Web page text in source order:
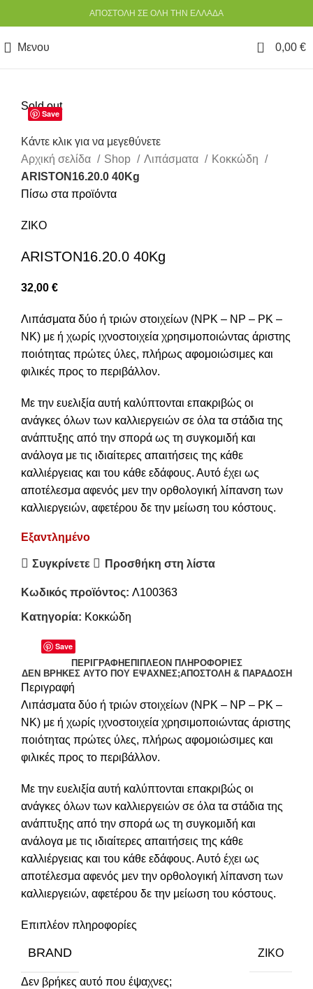
ΑΠΟΣΤΟΛΗ ΣΕ ΟΛΗ ΤΗΝ ΕΛΛΑΔΑ
Μενου 0 0,00 €
Save
Sold out
Κάντε κλικ για να μεγεθύνετε
Αρχική σελίδα
Shop Λιπάσματα
Κοκκώδη
ARISTON16.20.0 40Kg
Πίσω στα προϊόντα
ZIKO
ARISTON16.20.0 40Kg
32,00 €
Λιπάσματα δύο ή τριών στοιχείων (NPK – NP – PK –
NK) με ή χωρίς ιχνοστοιχεία χρησιμοποιώντας άριστης
ποιότητας πρώτες ύλες, πλήρως αφομοιώσιμες και
φιλικές προς το περιβάλλον.
Με την ευελιξία αυτή καλύπτονται επακριβώς οι
ανάγκες όλων των καλλιεργειών σε όλα τα στάδια της
ανάπτυξης από την σπορά ως τη συγκομιδή και
ανάλογα με τις ιδιαίτερες απαιτήσεις της κάθε
καλλιέργειας και του κάθε εδάφους. Αυτό έχει ως
αποτέλεσμα αφενός μεν την ορθολογική λίπανση των
καλλιεργειών, αφετέρου δε την μείωση του κόστους.
Εξαντλημένο
Συγκρίνετε Προσθήκη στη λίστα
Κωδικός προϊόντος: Λ100363
Κατηγορία: Κοκκώδη
Save
ΠΕΡΙΓΡΑΦΉ ΕΠΙΠΛΈΟΝ ΠΛΗΡΟΦΟΡΊΕΣ
ΔΕΝ ΒΡΉΚΕΣ ΑΥΤΌ ΠΟΥ ΈΨΑΧΝΕΣ;ΑΠΟΣΤΟΛΉ & ΠΑΡΆΔΟΣΗ
Περιγραφή
Λιπάσματα δύο ή τριών στοιχείων (NPK – NP – PK –
NK) με ή χωρίς ιχνοστοιχεία χρησιμοποιώντας άριστης
ποιότητας πρώτες ύλες, πλήρως αφομοιώσιμες και
φιλικές προς το περιβάλλον.
Με την ευελιξία αυτή καλύπτονται επακριβώς οι
ανάγκες όλων των καλλιεργειών σε όλα τα στάδια της
ανάπτυξης από την σπορά ως τη συγκομιδή και
ανάλογα με τις ιδιαίτερες απαιτήσεις της κάθε
καλλιέργειας και του κάθε εδάφους. Αυτό έχει ως
αποτέλεσμα αφενός μεν την ορθολογική λίπανση των
καλλιεργειών, αφετέρου δε την μείωση του κόστους.
Επιπλέον πληροφορίες
BRAND ZIKO
Δεν βρήκες αυτό που έψαχνες;